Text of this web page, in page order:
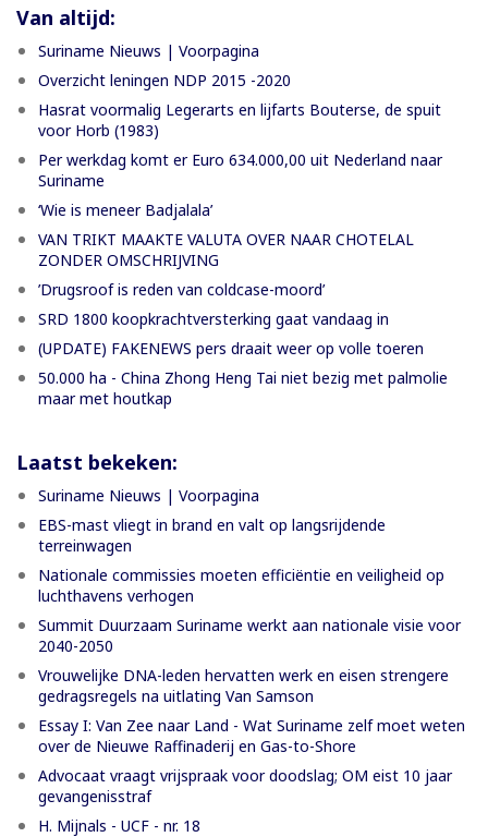
Van altijd:
Suriname Nieuws | Voorpagina
Overzicht leningen NDP 2015 -2020
Hasrat voormalig Legerarts en lijfarts Bouterse, de spuit
voor Horb (1983)
Per werkdag komt er Euro 634.000,00 uit Nederland naar
Suriname
‘Wie is meneer Badjalala’
VAN TRIKT MAAKTE VALUTA OVER NAAR CHOTELAL
ZONDER OMSCHRIJVING
’Drugsroof is reden van coldcase-moord’
SRD 1800 koopkrachtversterking gaat vandaag in
(UPDATE) FAKENEWS pers draait weer op volle toeren
50.000 ha - China Zhong Heng Tai niet bezig met palmolie
maar met houtkap
Laatst bekeken:
Suriname Nieuws | Voorpagina
EBS-mast vliegt in brand en valt op langsrijdende
terreinwagen
Nationale commissies moeten efficiëntie en veiligheid op
luchthavens verhogen
Summit Duurzaam Suriname werkt aan nationale visie voor
2040-2050
Vrouwelijke DNA-leden hervatten werk en eisen strengere
gedragsregels na uitlating Van Samson
Essay I: Van Zee naar Land - Wat Suriname zelf moet weten
over de Nieuwe Raffinaderij en Gas-to-Shore
Advocaat vraagt vrijspraak voor doodslag; OM eist 10 jaar
gevangenisstraf
H. Mijnals - UCF - nr. 18